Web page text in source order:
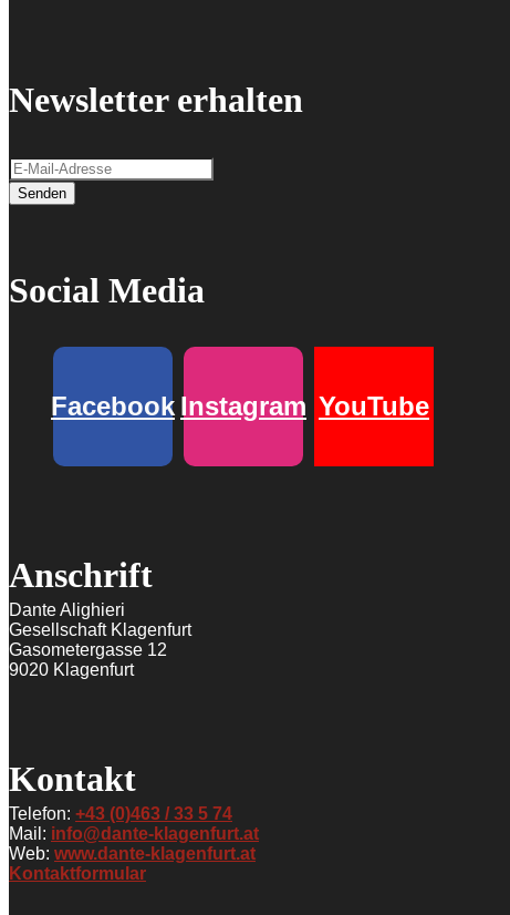
Newsletter erhalten
Senden
Social Media
Facebook Instagram YouTube
Anschrift
Dante Alighieri
Gesellschaft Klagenfurt
Gasometergasse 12
9020 Klagenfurt
Kontakt
Telefon: +43 (0)463 / 33 5 74
Mail: info@dante-klagenfurt.at
Web: www.dante-klagenfurt.at
Kontaktformular